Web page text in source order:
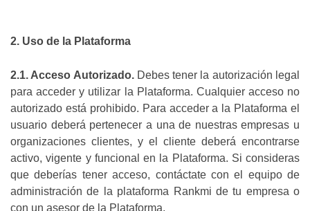
2. Uso de la Plataforma
2.1. Acceso Autorizado.Debes tener la autorización legal
para acceder y utilizar la Plataforma. Cualquier acceso no
autorizado está prohibido. Para acceder a la Plataforma el
usuario deberá pertenecer a una de nuestras empresas u
organizaciones clientes, y el cliente deberá encontrarse
activo, vigente y funcional en la Plataforma. Si consideras
que deberías tener acceso, contáctate con el equipo de
administración de la plataforma Rankmi de tu empresa o
con un asesor de la Plataforma.